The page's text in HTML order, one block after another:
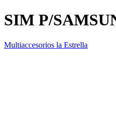
SIM P/
Multiaccesorios la Estrella